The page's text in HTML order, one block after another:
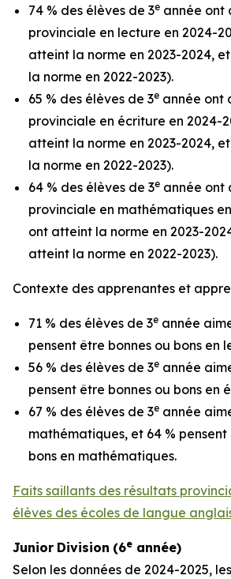
74 % des élèves de 3e année ont
provinciale en lecture en 2024-
atteint la norme en 2023-2024,
la norme en 2022-2023).
65 % des élèves de 3e année ont
provinciale en écriture en 2024-
atteint la norme en 2023-2024,
la norme en 2022-2023).
64 % des élèves de 3e année ont
provinciale en mathématiques
ont atteint la norme en 2023-
atteint la norme en 2022-2023).
Contexte des apprenantes et
71 % des élèves de 3e année
pensent être bonnes ou bons en
56 % des élèves de 3e année
pensent être bonnes ou bons en
67 % des élèves de 3e année
mathématiques, et 64 %
bons en mathématiques.
Faits saillants des résultats
élèves des écoles de langue
Junior Division (6e année)
Selon les données de 2024-2025,